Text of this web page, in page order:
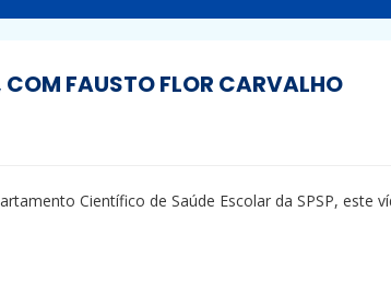
COM FAUSTO FLOR CARVALHO
Científico de Saúde Escolar da SPSP,